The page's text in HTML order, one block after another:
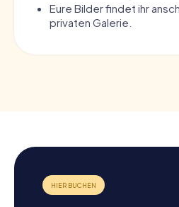
Eure Bilder findet ihr
privaten Galerie.